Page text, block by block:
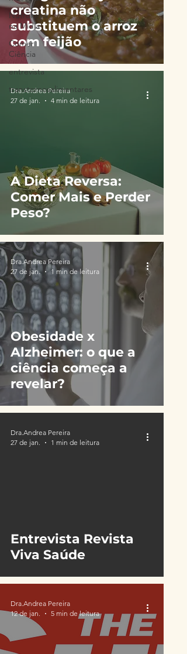
Nutrologia
na Mídia
Comer
Ciência
entrevista
transtornosalimentares
creatina não
substituem o arroz
com feijão
A Dieta Reversa:
Comer Mais e Perder
Peso?
Dra.Andrea Pereira
27 de jan.
4 min de leitura
Obesidade x
Alzheimer: o que a
ciência começa a
revelar?
Dra.Andrea Pereira
27 de jan.
1 min de leitura
Entrevista Revista
Viva Saúde
Dra.Andrea Pereira
27 de jan.
1 min de leitura
Dra.Andrea Pereira
12 de jan.
5 min de leitura